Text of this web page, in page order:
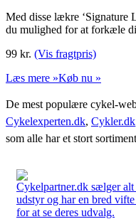
Med disse lækre ‘Signature
du mulighed for at forkæle
99 kr. (Vis fragtpris)
Læs mere »Køb nu »
De mest populære cykel-
Cykelexperten.dk, Cykler.dk
som alle har et stort
Cykelpartner.dk sælger
udstyr og har en bred
for at se deres udvalg.